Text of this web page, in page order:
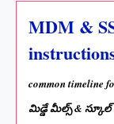
MDM &
common timeline
మిడ్డే మీల్స్ & స్కూల్